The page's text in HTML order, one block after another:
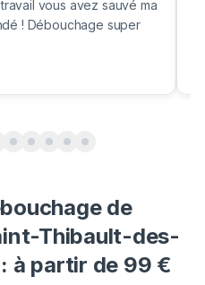
vous avez sauvé ma
! Débouchage super
de
Thibault-des-
à partir de 99 €